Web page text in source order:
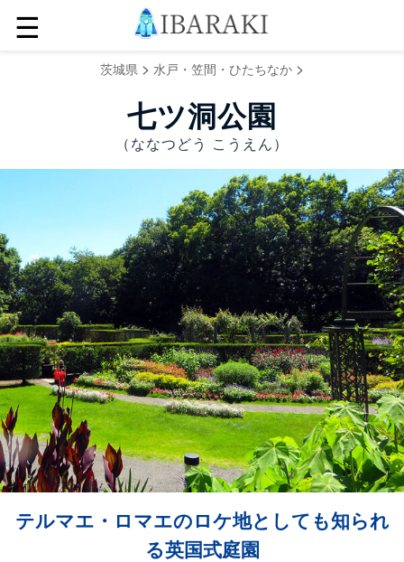
☰
茨城県 > 水戸・笠間・ひたちなか >
七ツ洞公園
（ななつどう こうえん）
テルマエ・ロマエのロケ地としても知られ
る英国式庭園